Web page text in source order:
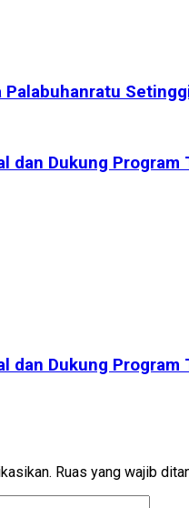
dan Dukung Program
dan Dukung Program
Ruas yang wajib